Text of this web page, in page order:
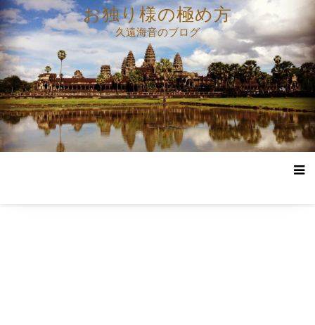
コ
ン
テ
ン
ツ
へ
ス
キ
ッ
お独り様の極め方
久遠海音のブログ